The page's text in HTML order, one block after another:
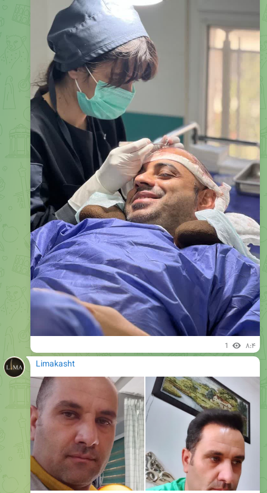
1 ۸:۴
Limakasht